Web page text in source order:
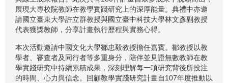
展現大專校院教師在教學實踐研究上的深厚能量。典禮中亦邀
請國立臺東大學許立群教授與國立臺中科技大學林文彥副教授
代表獲獎教師，分享計畫執行歷程與實務心得。
本次活動邀請中國文化大學鄒忠毅教授擔任嘉賓。鄒教授以教
學者、審查者及同行者等多重身分，陪伴並見證無數教師在教
學實踐研究中持續累積成果，深刻理解每一項研究背後所投注
的時間、心力與信念。回顧教學實踐研究計畫自107年度推動以